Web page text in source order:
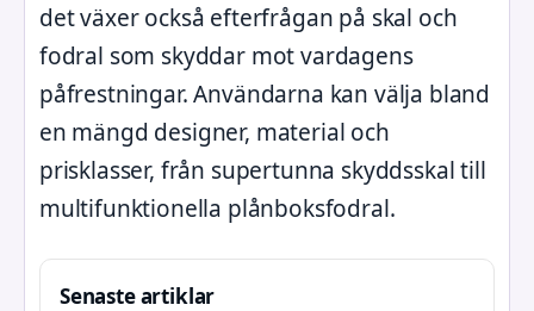
det växer också efterfrågan på skal och
fodral som skyddar mot vardagens
påfrestningar. Användarna kan välja bland
en mängd designer, material och
prisklasser, från supertunna skyddsskal till
multifunktionella plånboksfodral.
Senaste artiklar